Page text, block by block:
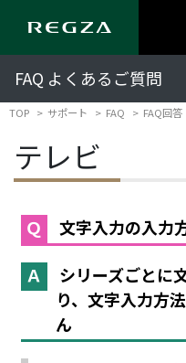
FAQ よくあるご質問
TOP サポート FAQ FAQ回答
テレビ